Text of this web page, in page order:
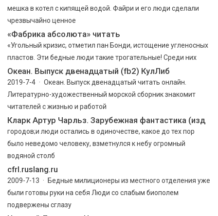
мешка в котел с кипящей водой. Файри и его люди сделали
чрезвычайно ценное
«Фабрика абсолюта» читать
«Угольный кризис, отметил пан Бонди, истощение угленосных
пластов. Эти бедные люди такие трогательные! Среди них
Океан. Выпуск двенадцатый (fb2) КулЛиб
2019-7-4 · Океан. Выпуск двенадцатый читать онлайн.
Литературно-художественный морской сборник знакомит
читателей с жизнью и работой
Кларк Артур Чарльз. Зарубежная фантастика (изд
городов;и люди остались в одиночестве, какое до тех пор
было неведомо человеку, взметнулся к небу огромный
водяной столб
cfrl.ruslang.ru
2009-7-13 · Бедные милиционеры из местного отделения уже
были готовы руки на себя Люди со слабым биополем
подвержены сглазу